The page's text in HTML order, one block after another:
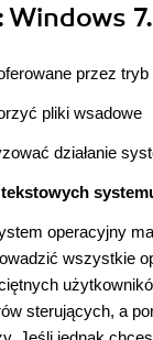
Windows
przez
pliki wsadowe
działanie
operacyjny
wszystkie
sterujących, a